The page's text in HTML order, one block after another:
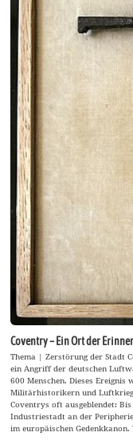
Coventry – Ein Ort der
Thema | Zerstörung der Stadt
ein Angriff der deutschen
600 Menschen. Dieses
Militärhistorikern und
Coventrys oft ausgeblendet:
Industriestadt an der
im europäischen Gedenkkanon.